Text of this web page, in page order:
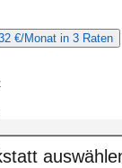
€/Monat in 3 Raten